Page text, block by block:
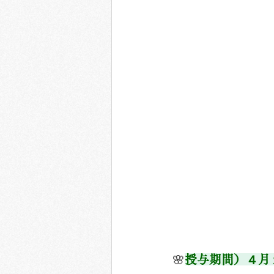
🌸授与期間）４月